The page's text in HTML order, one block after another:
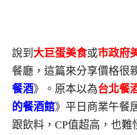
說到 大巨蛋美食或市政府
餐廳，這篇來分享價格很
餐酒》。原本以為台北餐
的餐酒館》平日商業午餐
跟飲料，CP值超高，也